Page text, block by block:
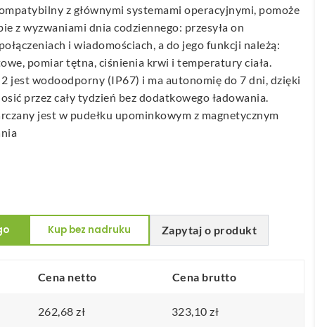
z głównymi systemami operacyjnymi, pomoże
z wyzwaniami dnia codziennego: przesyła on
i wiadomościach, a do jego funkcji należą:
pomiar tętna, ciśnienia krwi i temperatury ciała.
jest wodoodporny (IP67) i ma autonomię do 7 dni, dzięki
przez cały tydzień bez dodatkowego ładowania.
jest w pudełku upominkowym z magnetycznym
Zapytaj o produkt
Kup bez nadruku
Cena netto Cena brutto
262,68zł 323,10zł